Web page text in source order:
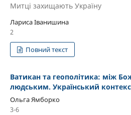
Митці захищають Україну
Лариса Іванишина
2
Повний текст
Ватикан та геополітика: між
людським. Український
Ольга Ямборко
3-6